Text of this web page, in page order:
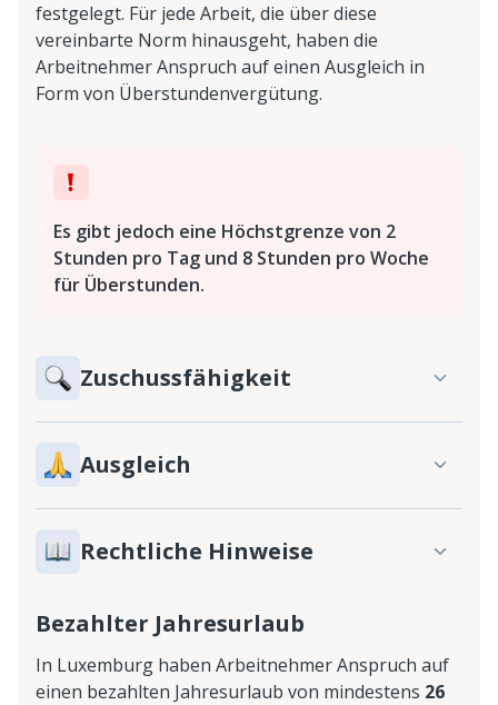
festgelegt. Für jede Arbeit, die über diese
vereinbarte Norm hinausgeht, haben die
Arbeitnehmer Anspruch auf einen Ausgleich in
Form von Überstundenvergütung.
Es gibt jedoch eine Höchstgrenze von 2
Stunden pro Tag und 8 Stunden pro Woche
für Überstunden.
Zuschussfähigkeit
Ausgleich
Rechtliche Hinweise
Bezahlter Jahresurlaub
In Luxemburg haben Arbeitnehmer Anspruch auf
einen bezahlten Jahresurlaub von mindestens 26